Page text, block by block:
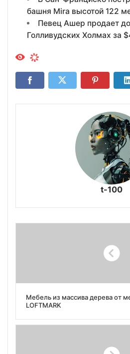
башня Mira высотой 122
Певец Ашер продает
Голливудских Холмах за
t-100
Мебель из массива дерева от
LOFTMARK